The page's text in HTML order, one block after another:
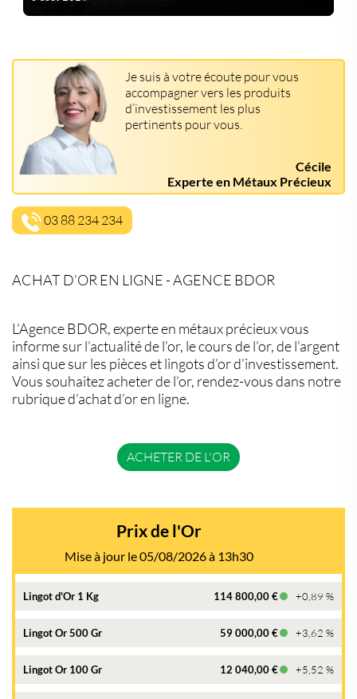
Je suis à votre écoute pour vous
accompagner vers les produits
d’investissement les plus
pertinents pour vous.
Cécile
Experte en Métaux Précieux
03 88 234 234
ACHAT D’OR EN LIGNE - AGENCE BDOR
L’Agence BDOR, experte en métaux précieux vous
informe sur l’actualité de l’or, le cours de l’or, de l’argent
ainsi que sur les pièces et lingots d’or d’investissement.
Vous souhaitez acheter de l’or, rendez-vous dans notre
rubrique d’achat d’or en ligne.
ACHETER DE L'OR
Prix de l'Or
Mise à jour le 05/08/2026 à 13h30
Lingot d'Or 1 Kg 114 800,00 € +0,89 %
Lingot Or 500 Gr 59 000,00 € +3,62 %
Lingot Or 100 Gr 12 040,00 € +5,52 %